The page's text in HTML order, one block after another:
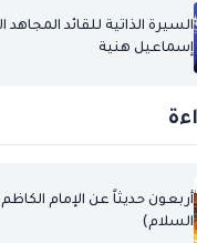
السيرة الذاتية للقائد
إسماعيل هنية
أربعون حديثاً عن الإمام
السلام)